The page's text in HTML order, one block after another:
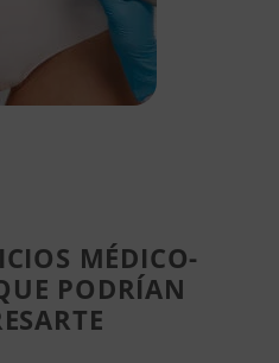
MÉDICO-
PODRÍAN